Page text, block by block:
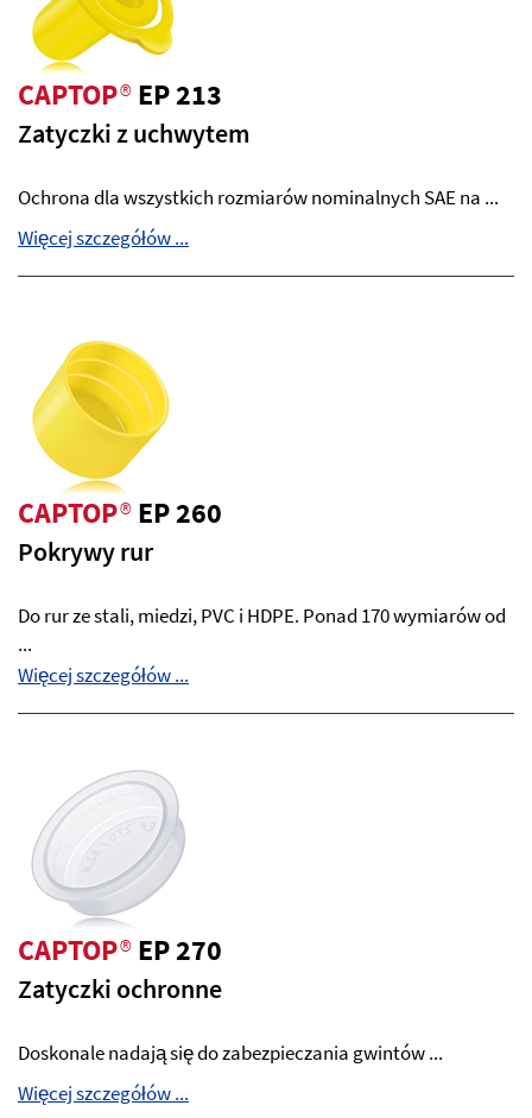
CAPTOP®EP 213
Zatyczki z uchwytem
Ochrona dla wszystkich rozmiarów nominalnych SAE na ...
Więcej szczegółów ...
CAPTOP®EP 260
Pokrywy rur
Do rur ze stali, miedzi, PVC i HDPE. Ponad 170 wymiarów od
...
Więcej szczegółów ...
CAPTOP®EP 270
Zatyczki ochronne
Doskonale nadają się do zabezpieczania gwintów ...
Więcej szczegółów ...